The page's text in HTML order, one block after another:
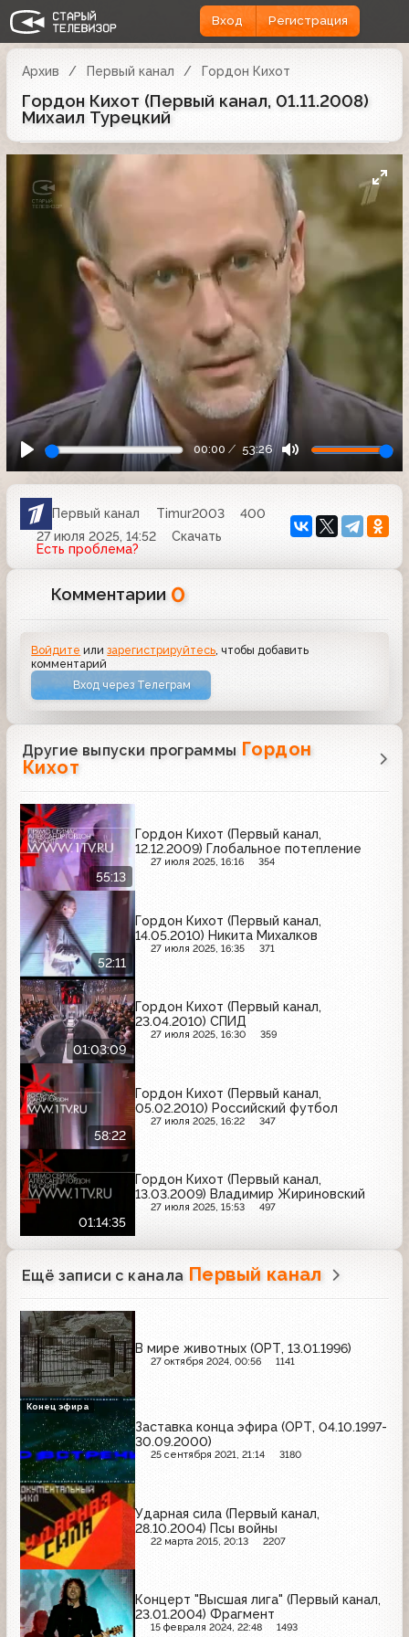
Вход Регистрация
Архив Первый канал Гордон Кихот
Гордон Кихот (Первый канал, 01.11.2008)
Михаил Турецкий
00:00 53:26
Первый канал Timur2003
400
27 июля 2025, 14:52
Скачать
Есть проблема?
Комментарии 0
Войдите илизарегистрируйтесь , чтобы добавить
комментарий
Вход через Телеграм
Другие выпуски программы Гордон
Кихот
55:13
Гордон Кихот (Первый канал,
12.12.2009) Глобальное потепление
27 июля 2025, 16:16 354
52:11
Гордон Кихот (Первый канал,
14.05.2010) Никита Михалков
27 июля 2025, 16:35 371
01:03:09
Гордон Кихот (Первый канал,
23.04.2010) СПИД
27 июля 2025, 16:30 359
58:22
Гордон Кихот (Первый канал,
05.02.2010) Российский футбол
27 июля 2025, 16:22 347
01:14:35
Гордон Кихот (Первый канал,
13.03.2009) Владимир Жириновский
27 июля 2025, 15:53 497
Ещё записи с канала Первый канал
В мире животных (ОРТ, 13.01.1996)
27 октября 2024, 00:56 1141
Заставка конца эфира (ОРТ, 04.10.1997-
30.09.2000)
25 сентября 2021, 21:14 3180
Конец эфира
Ударная сила (Первый канал,
28.10.2004) Псы войны
22 марта 2015, 20:13 2207
Концерт "Высшая лига" (Первый канал,
23.01.2004) Фрагмент
15 февраля 2024, 22:48 1493